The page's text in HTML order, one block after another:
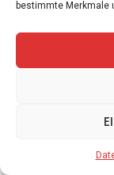
bestimmte Merkmale